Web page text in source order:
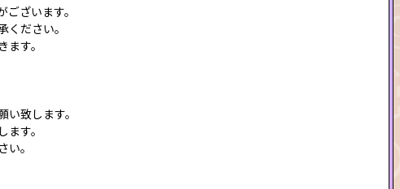
ざいます。
ださい。
す。
致します。
す。
。